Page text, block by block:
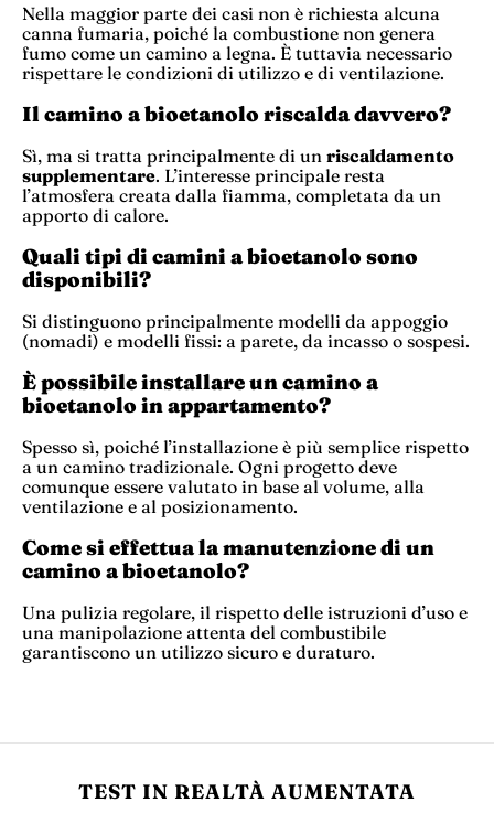
Nella maggior parte dei casi non è richiesta alcuna
canna fumaria, poiché la combustione non genera
fumo come un camino a legna. È tuttavia necessario
rispettare le condizioni di utilizzo e di ventilazione.
Il camino a bioetanolo riscalda davvero?
Sì, ma si tratta principalmente di un riscaldamento
supplementare. L’interesse principale resta
l’atmosfera creata dalla fiamma, completata da un
apporto di calore.
Quali tipi di camini a bioetanolo sono
disponibili?
Si distinguono principalmente modelli da appoggio
(nomadi) e modelli fissi: a parete, da incasso o sospesi.
È possibile installare un camino a
bioetanolo in appartamento?
Spesso sì, poiché l’installazione è più semplice rispetto
a un camino tradizionale. Ogni progetto deve
comunque essere valutato in base al volume, alla
ventilazione e al posizionamento.
Come si effettua la manutenzione di un
camino a bioetanolo?
Una pulizia regolare, il rispetto delle istruzioni d’uso e
una manipolazione attenta del combustibile
garantiscono un utilizzo sicuro e duraturo.
TEST IN REALTÀ AUMENTATA